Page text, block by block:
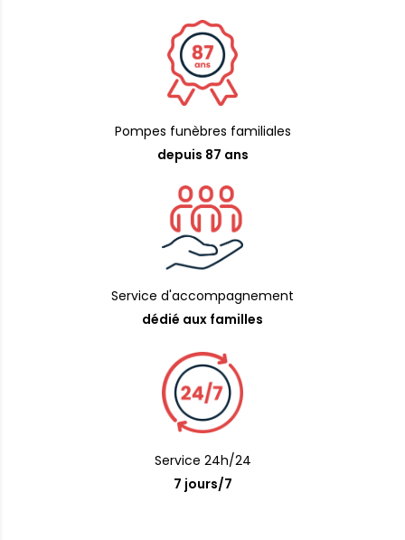
Pompes funèbres familiales
depuis 87 ans
Service d'accompagnement
dédié aux familles
Service 24h/24
7 jours/7